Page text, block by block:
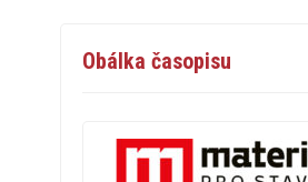
Obálka časopisu